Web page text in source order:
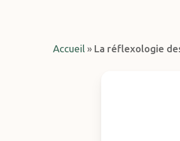
Accueil » La réflexologie